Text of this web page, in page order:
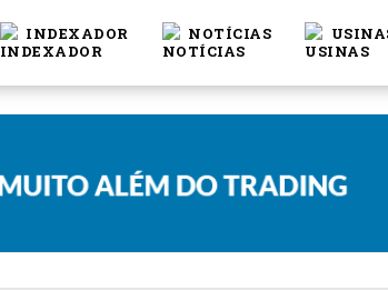
INDEXADOR NOTÍCIAS